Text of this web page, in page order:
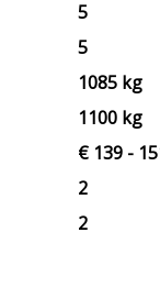
5
5
1085 kg
1100 kg
€ 139 -
2
2